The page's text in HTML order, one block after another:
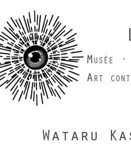
Musée
Art
Wataru